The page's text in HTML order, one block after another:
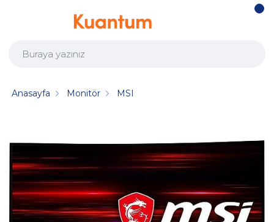
Anasayfa Monitör MSI